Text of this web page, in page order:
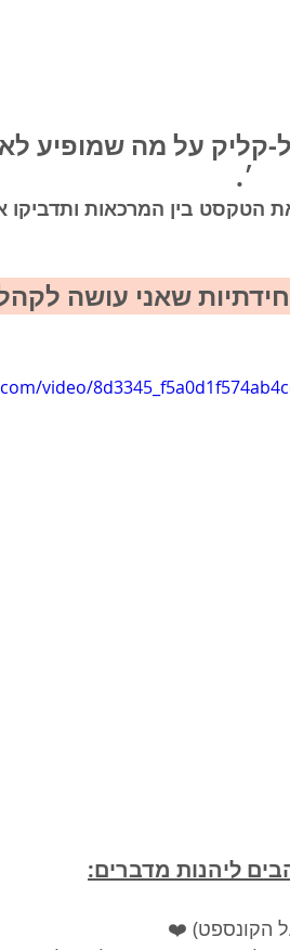
על מה שמופיע
׳.
בין המרכאות ותדביקו
שאני עושה
video/
ליהנות מדברים:
הקונספט) ❤️